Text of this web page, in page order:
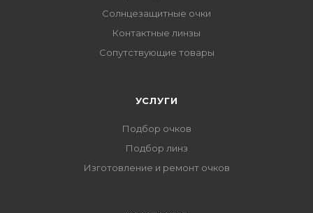
Солнцезащитные очки
Контактные линзы
Сопутствующие товары
УСЛУГИ
Подбор очков
Подбор линз
Изготовление и ремонт очков